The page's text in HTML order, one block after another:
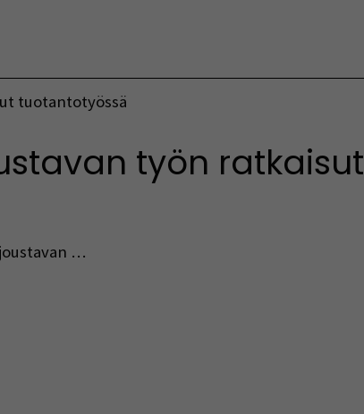
tuotantotyössä
työn ratkaisut
…